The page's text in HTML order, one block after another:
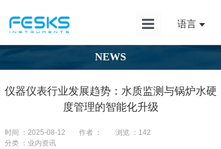
语言
解决方案
应用案例
NEWS
仪器仪表行业发展趋势：水质监测与锅炉水硬
度管理的智能化升级
时间 ：2025-08-12 作者 ： 浏览 ： 142
分类 ：业内资讯